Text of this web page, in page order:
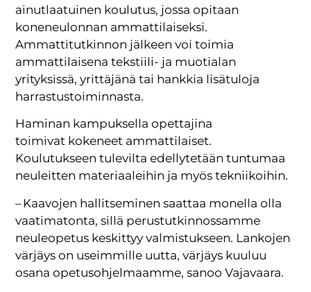
ainutlaatuinen koulutus, jossa opitaan
koneneulonnan ammattilaiseksi.
Ammattitutkinnon jälkeen voi toimia
ammattilaisena tekstiili- ja muotialan
yrityksissä, yrittäjänä tai hankkia lisätuloja
harrastustoiminnasta.
Haminan kampuksella opettajina
toimivat kokeneet ammattilaiset.
Koulutukseen tulevilta edellytetään tuntumaa
neuleitten materiaaleihin ja myös tekniikoihin.
– Kaavojen hallitseminen saattaa monella olla
vaatimatonta, sillä perustutkinnossamme
neuleopetus keskittyy valmistukseen. Lankojen
värjäys on useimmille uutta, värjäys kuuluu
osana opetusohjelmaamme, sanoo Vajavaara.